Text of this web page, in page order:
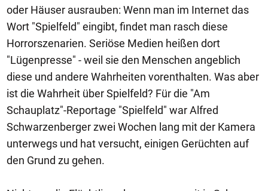
oder Häuser ausrauben: Wenn man im Internet das
Wort "Spielfeld" eingibt, findet man rasch diese
Horrorszenarien. Seriöse Medien heißen dort
"Lügenpresse" - weil sie den Menschen angeblich
diese und andere Wahrheiten vorenthalten. Was aber
ist die Wahrheit über Spielfeld? Für die "Am
Schauplatz"-Reportage "Spielfeld" war Alfred
Schwarzenberger zwei Wochen lang mit der Kamera
unterwegs und hat versucht, einigen Gerüchten auf
den Grund zu gehen.